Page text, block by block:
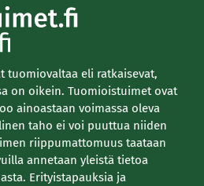
tuomiovaltaa eli ratkaisevat,
on oikein. Tuomioistuimet ovat
ainoastaan voimassa oleva
taho ei voi puuttua niiden
riippumattomuus taataan
annetaan yleistä tietoa
Erityistapauksia ja